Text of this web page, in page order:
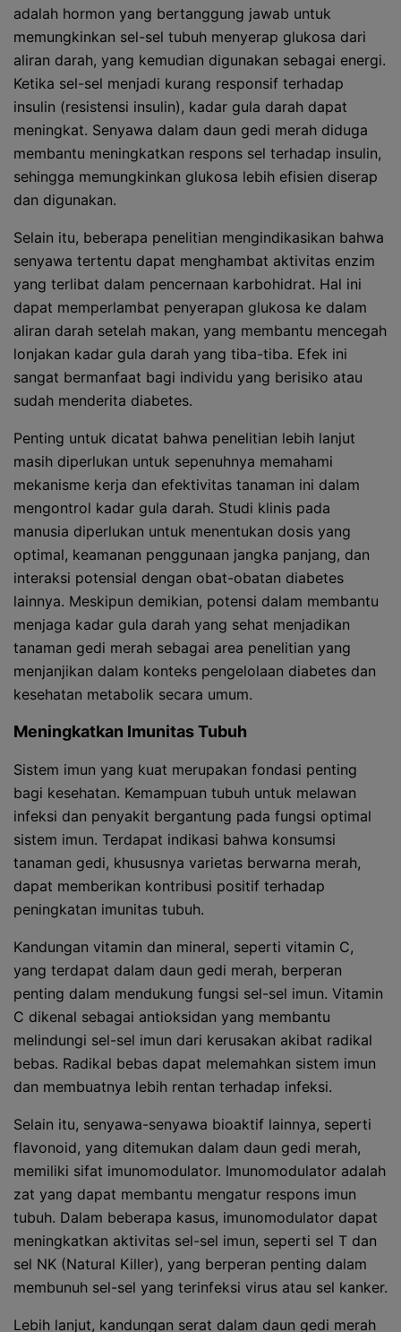
adalah hormon yang bertanggung jawab untuk
memungkinkan sel-sel tubuh menyerap glukosa dari
aliran darah, yang kemudian digunakan sebagai energi.
Ketika sel-sel menjadi kurang responsif terhadap
insulin (resistensi insulin), kadar gula darah dapat
meningkat. Senyawa dalam daun gedi merah diduga
membantu meningkatkan respons sel terhadap insulin,
sehingga memungkinkan glukosa lebih efisien diserap
dan digunakan.
Selain itu, beberapa penelitian mengindikasikan bahwa
senyawa tertentu dapat menghambat aktivitas enzim
yang terlibat dalam pencernaan karbohidrat. Hal ini
dapat memperlambat penyerapan glukosa ke dalam
aliran darah setelah makan, yang membantu mencegah
lonjakan kadar gula darah yang tiba-tiba. Efek ini
sangat bermanfaat bagi individu yang berisiko atau
sudah menderita diabetes.
Penting untuk dicatat bahwa penelitian lebih lanjut
masih diperlukan untuk sepenuhnya memahami
mekanisme kerja dan efektivitas tanaman ini dalam
mengontrol kadar gula darah. Studi klinis pada
manusia diperlukan untuk menentukan dosis yang
optimal, keamanan penggunaan jangka panjang, dan
interaksi potensial dengan obat-obatan diabetes
lainnya. Meskipun demikian, potensi dalam membantu
menjaga kadar gula darah yang sehat menjadikan
tanaman gedi merah sebagai area penelitian yang
menjanjikan dalam konteks pengelolaan diabetes dan
kesehatan metabolik secara umum.
Meningkatkan Imunitas Tubuh
Sistem imun yang kuat merupakan fondasi penting
bagi kesehatan. Kemampuan tubuh untuk melawan
infeksi dan penyakit bergantung pada fungsi optimal
sistem imun. Terdapat indikasi bahwa konsumsi
tanaman gedi, khususnya varietas berwarna merah,
dapat memberikan kontribusi positif terhadap
peningkatan imunitas tubuh.
Kandungan vitamin dan mineral, seperti vitamin C,
yang terdapat dalam daun gedi merah, berperan
penting dalam mendukung fungsi sel-sel imun. Vitamin
C dikenal sebagai antioksidan yang membantu
melindungi sel-sel imun dari kerusakan akibat radikal
bebas. Radikal bebas dapat melemahkan sistem imun
dan membuatnya lebih rentan terhadap infeksi.
Selain itu, senyawa-senyawa bioaktif lainnya, seperti
flavonoid, yang ditemukan dalam daun gedi merah,
memiliki sifat imunomodulator. Imunomodulator adalah
zat yang dapat membantu mengatur respons imun
tubuh. Dalam beberapa kasus, imunomodulator dapat
meningkatkan aktivitas sel-sel imun, seperti sel T dan
sel NK (Natural Killer), yang berperan penting dalam
membunuh sel-sel yang terinfeksi virus atau sel kanker.
Lebih lanjut, kandungan serat dalam daun gedi merah